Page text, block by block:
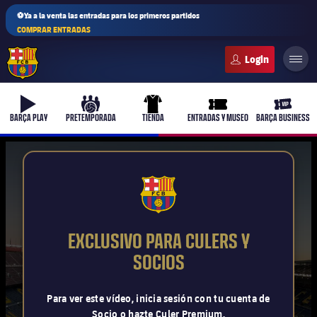
⚽Ya a la venta las entradas para los primeros partidos
COMPRAR ENTRADAS
b-play
BARÇA PLAY
culers-ball
PRETEMPORADA
uniform
TIENDA
ticket-full
ENTRADAS Y MUSEO
ticket-
BARÇA BUSINESS
Actualidad
Barça Atlètic
plusicon
más
FCB Barcelona badge
EXCLUSIVO PARA CULERS Y
SOCIOS
Para ver este vídeo, inicia sesión con tu cuenta de
Socio o hazte Culer Premium.